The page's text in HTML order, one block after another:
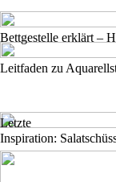
Leitfaden zu
Bettgestelle erklärt –
Inspiration:
Letzte